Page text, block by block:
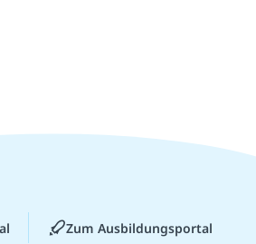
Zum Ausbildungsportal